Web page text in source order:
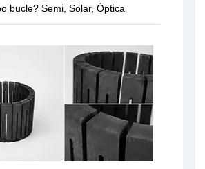
bucle? Semi, Solar, Óptica